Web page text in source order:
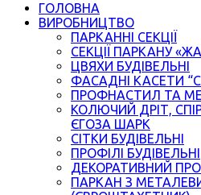
ГОЛОВНА
ВИРОБНИЦТВО
ПАРКАННІ СЕКЦІЇ
СЕКЦІЇ ПАРКАНУ
ЦВЯХИ БУДІВЕЛЬНІ
ФАСАДНІ КАСЕТИ
ПРОФНАСТИЛ ТА
КОЛЮЧИЙ ДРІТ,
ЄГОЗА ШАРК
СІТКИ БУДІВЕЛЬНІ
ПРОФІЛІ БУДІВЕЛЬНІ
ДЕКОРАТИВНИЙ
ПАРКАН З